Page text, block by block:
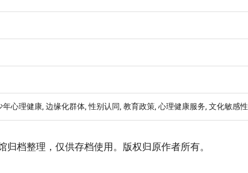
年心理健康, 边缘化群体, 性别认同, 教育政策, 心理健康服务, 文化敏感性
归档整理，仅供存档使用。版权归原作者所有。